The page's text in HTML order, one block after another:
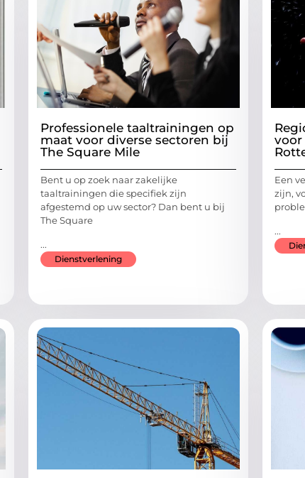
Professionele taaltrainingen op
maat voor diverse sectoren bij
The Square Mile
Bent u op zoek naar zakelijke
taaltrainingen die specifiek zijn
afgestemd op uw sector? Dan bent u bij
The Square
...
Dienstverlening
voor
Een
zijn,
...